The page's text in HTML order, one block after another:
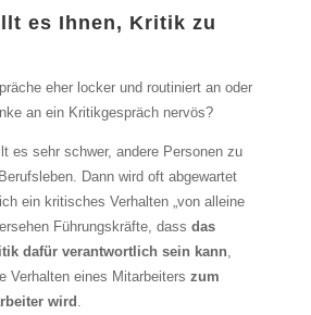
es Ihnen, Kritik zu
eher locker und routiniert an oder
an ein Kritikgespräch nervös?
es sehr schwer, andere Personen zu
Dann wird oft abgewartet
ein kritisches Verhalten „von alleine
Führungskräfte, dass das
dafür verantwortlich sein kann,
Verhalten eines Mitarbeiters zum
wird .